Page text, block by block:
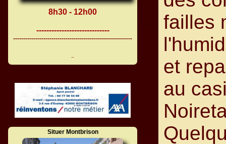
failles
et
au
8h30 - 12h00
-----------------------------
-----------------------------------------------------------
¨
Situer Montbrison